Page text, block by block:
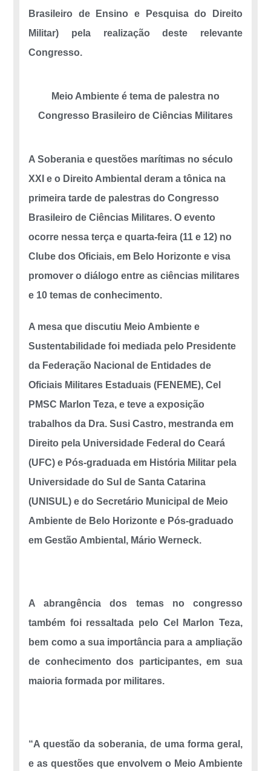
Brasileiro de Ensino e Pesquisa do Direito
Militar) pela realização deste relevante
Congresso.
Meio Ambiente é tema de palestra no
Congresso Brasileiro de Ciências Militares
A Soberania e questões marítimas no século
XXI e o Direito Ambiental deram a tônica na
primeira tarde de palestras do Congresso
Brasileiro de Ciências Militares. O evento
ocorre nessa terça e quarta-feira (11 e 12) no
Clube dos Oficiais, em Belo Horizonte e visa
promover o diálogo entre as ciências militares
e 10 temas de conhecimento.
A mesa que discutiu Meio Ambiente e
Sustentabilidade foi mediada pelo Presidente
da Federação Nacional de Entidades de
Oficiais Militares Estaduais (FENEME), Cel
PMSC Marlon Teza, e teve a exposição
trabalhos da Dra. Susi Castro, mestranda em
Direito pela Universidade Federal do Ceará
(UFC) e Pós-graduada em História Militar pela
Universidade do Sul de Santa Catarina
(UNISUL) e do Secretário Municipal de Meio
Ambiente de Belo Horizonte e Pós-graduado
em Gestão Ambiental, Mário Werneck.
A abrangência dos temas no congresso
também foi ressaltada pelo Cel Marlon Teza,
bem como a sua importância para a ampliação
de conhecimento dos participantes, em sua
maioria formada por militares.
“A questão da soberania, de uma forma geral,
e as questões que envolvem o Meio Ambiente